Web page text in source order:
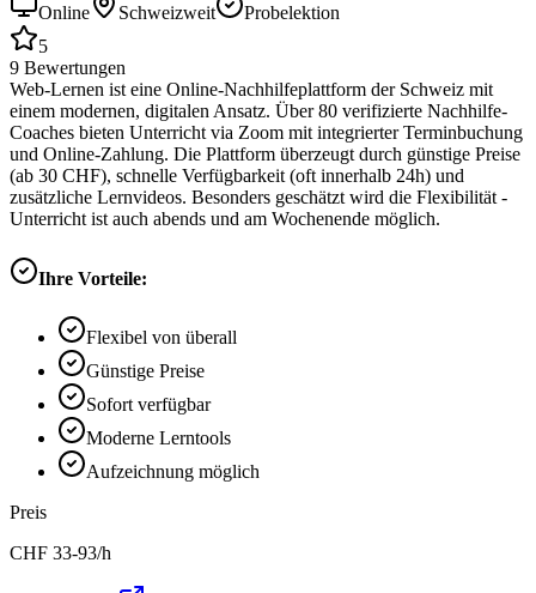
Online
Schweizweit
Probelektion
5
9 Bewertungen
Web-Lernen ist eine Online-Nachhilfeplattform der Schweiz mit
einem modernen, digitalen Ansatz. Über 80 verifizierte Nachhilfe-
Coaches bieten Unterricht via Zoom mit integrierter Terminbuchung
und Online-Zahlung. Die Plattform überzeugt durch günstige Preise
(ab 30 CHF), schnelle Verfügbarkeit (oft innerhalb 24h) und
zusätzliche Lernvideos. Besonders geschätzt wird die Flexibilität -
Unterricht ist auch abends und am Wochenende möglich.
Ihre Vorteile:
Flexibel von überall
Günstige Preise
Sofort verfügbar
Moderne Lerntools
Aufzeichnung möglich
Preis
CHF 33-93/h